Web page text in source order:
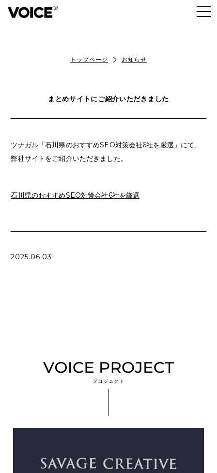
トップページ お知らせ
まとめサイトにご紹介いただきました
ツナガル「石川県のおすすめSEO対策会社6社を厳選」にて、
弊社サイトをご紹介いただきました。
石川県のおすすめSEO対策会社6社を厳選
2025.06.03
プロジェクト